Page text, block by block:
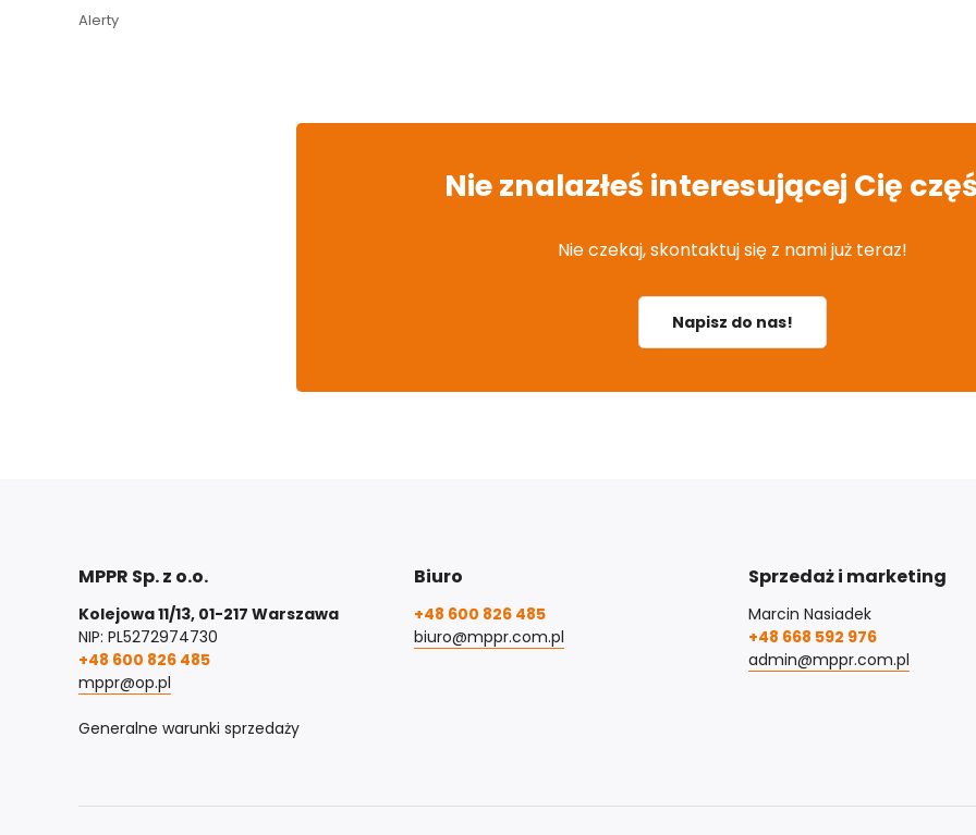
Alerty
Nie znalazłeś interesującej Cię
Nie czekaj, skontaktuj się z nami już teraz!
Napisz do nas!
MPPR Sp. z o.o.
Kolejowa 11/13, 01-217 Warszawa
NIP: PL5272974730
+48 600 826 485
mppr@op.pl
Generalne warunki sprzedaży
Biuro
+48 600 826 485
biuro@mppr.com.pl
Sprzedaż i marketing
Marcin Nasiadek
+48 668 592 976
admin@mppr.com.pl